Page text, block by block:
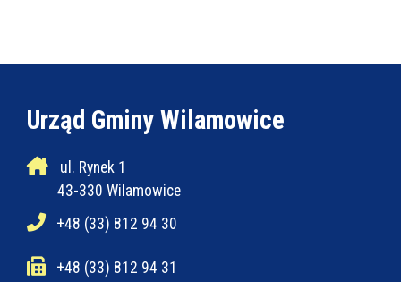
Urząd Gminy Wilamowice
ul. Rynek 1
43-330 Wilamowice
+48 (33) 812 94 30
+48 (33) 812 94 31